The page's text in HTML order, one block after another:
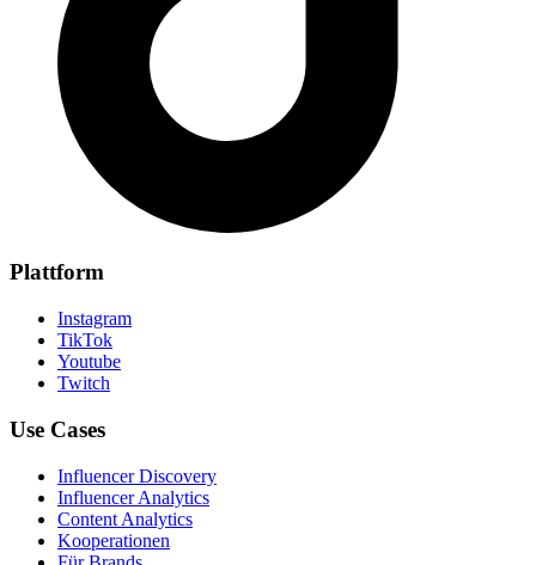
Plattform
Instagram
TikTok
Youtube
Twitch
Use Cases
Influencer Discovery
Influencer Analytics
Content Analytics
Kooperationen